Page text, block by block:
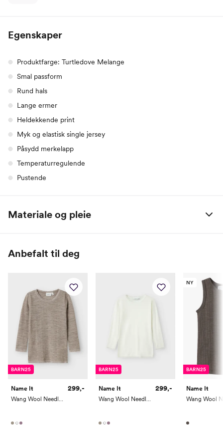
Egenskaper
Produktfarge: Turtledove Melange
Smal passform
Rund hals
Lange ermer
Heldekkende print
Myk og elastisk single jersey
Påsydd merkelapp
Temperaturregulende
Pustende
Materiale og pleie
Anbefalt til deg
BARN25
Name It
Wang Wool Needle Long Sleeve Top Solid
299,-
BARN25
Name It
Wang Wool Needle Long Sleeve Top Solid
299,-
NY
BARN25
Name It